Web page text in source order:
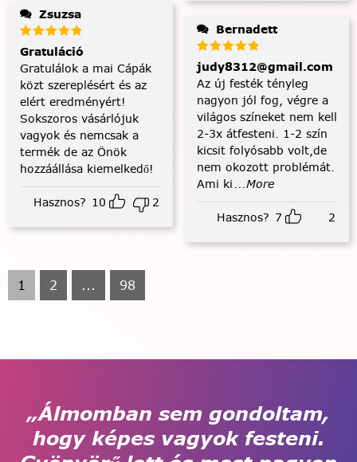
Zsuzsa
Gratuláció
Gratulálok a mai Cápák
közt szereplésért és az
elért eredményért!
Sokszoros vásárlójuk
vagyok és nemcsak a
termék de az Önök
hozzáállása kiemelkedő!
Hasznos? 10 2
Bernadett
judy8312@gmail.com
Az új festék tényleg
nagyon jól fog, végre a
világos színeket nem kell
2-3x átfesteni. 1-2 szín
kicsit folyósabb volt,de
nem okozott problémát.
Ami ki ...More
Hasznos? 7 2
1 2 ... 98
„Álmomban sem gondoltam,
hogy képes vagyok festeni.